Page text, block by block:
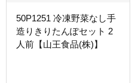
50P1251 冷凍野菜なし手
造りきりたんぽセット 2
人前【山王食品(株)】